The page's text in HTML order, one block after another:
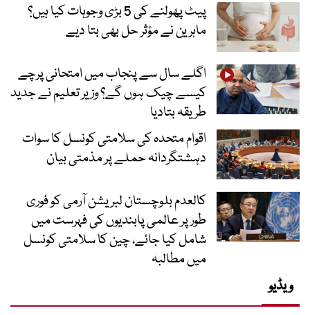
پیٹ پھولنے کی 5 بڑی وجوہات کیا ہیں؟
ماہرین نے مؤثر حل بھی بتا دیے
اگلے سال سے پنجاب میں امتحانی پرچے
کیسے چیک ہوں گے؟ وزیر تعلیم نے جدید
طریقہ بتادیا
اقوام متحدہ کی سلامتی کونسل کا سوات
دہشتگردانہ حملے پر مذمتی بیان
کالعدم بلوچستان لبریشن آرمی کو فوری
طور پر عالمی پابندیوں کی فہرست میں
شامل کیا جائے، چین کا سلامتی کونسل
میں مطالبہ
ویڈیو